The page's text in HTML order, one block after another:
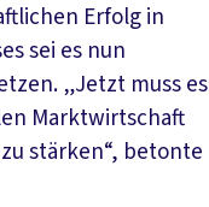
Erfolg in
sei es nun
„Jetzt muss es
Marktwirtschaft
stärken“, betonte